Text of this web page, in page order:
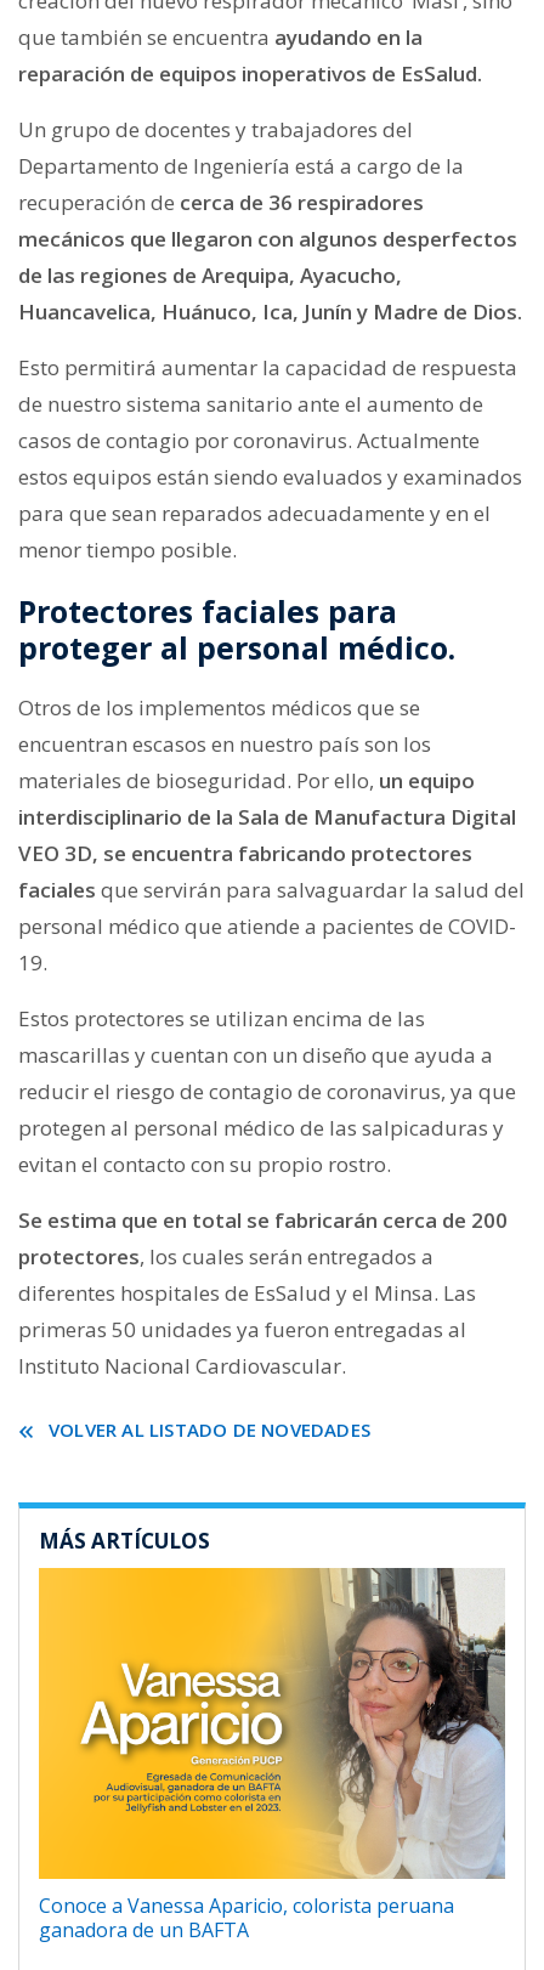
que también se encuentra ayudando en la
reparación de equipos inoperativos de EsSalud.
Un grupo de docentes y trabajadores del
Departamento de Ingeniería está a cargo de la
recuperación de cerca de 36 respiradores
mecánicos que llegaron con algunos desperfectos
de las regiones de Arequipa, Ayacucho,
Huancavelica, Huánuco, Ica, Junín y Madre de Dios.
Esto permitirá aumentar la capacidad de respuesta
de nuestro sistema sanitario ante el aumento de
casos de contagio por coronavirus. Actualmente
estos equipos están siendo evaluados y examinados
para que sean reparados adecuadamente y en el
menor tiempo posible.
Protectores faciales para
proteger al personal médico.
Otros de los implementos médicos que se
encuentran escasos en nuestro país son los
materiales de bioseguridad. Por ello, un equipo
interdisciplinario de la Sala de Manufactura Digital
VEO 3D, se encuentra fabricando protectores
faciales que servirán para salvaguardar la salud del
personal médico que atiende a pacientes de COVID-
19.
Estos protectores se utilizan encima de las
mascarillas y cuentan con un diseño que ayuda a
reducir el riesgo de contagio de coronavirus, ya que
protegen al personal médico de las salpicaduras y
evitan el contacto con su propio rostro.
Se estima que en total se fabricarán cerca de 200
protectores, los cuales serán entregados a
diferentes hospitales de EsSalud y el Minsa. Las
primeras 50 unidades ya fueron entregadas al
Instituto Nacional Cardiovascular.
VOLVER AL LISTADO DE NOVEDADES
MÁS ARTÍCULOS
Conoce a Vanessa Aparicio, colorista peruana
ganadora de un BAFTA